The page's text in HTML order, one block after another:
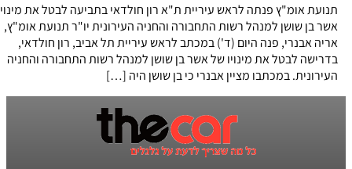
תנועת אומ"ץ פנתה לראש עיריית ת"א רון חולדאי בתביעה לבטל את מינוי
אשר בן שושן למנהל רשות התחבורה והחניה העירונית יו"ר תנועת אומ"ץ,
אריה אבנרי, פנה היום (ד') במכתב לראש עיריית תל אביב, רון חולדאי,
בדרישה לבטל את מינויו של אשר בן שושן למנהל רשות התחבורה והחניה
העירונית. במכתבו מציין אבנרי כי בן שושן היה […]